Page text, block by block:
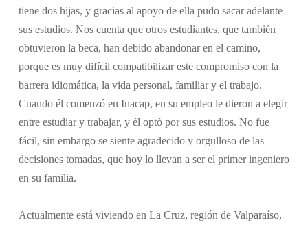
tiene dos hijas, y gracias al apoyo de ella pudo sacar adelante
sus estudios. Nos cuenta que otros estudiantes, que también
obtuvieron la beca, han debido abandonar en el camino,
porque es muy difícil compatibilizar este compromiso con la
barrera idiomática, la vida personal, familiar y el trabajo.
Cuando él comenzó en Inacap, en su empleo le dieron a elegir
entre estudiar y trabajar, y él optó por sus estudios. No fue
fácil, sin embargo se siente agradecido y orgulloso de las
decisiones tomadas, que hoy lo llevan a ser el primer ingeniero
en su familia.
Actualmente está viviendo en La Cruz, región de Valparaíso,